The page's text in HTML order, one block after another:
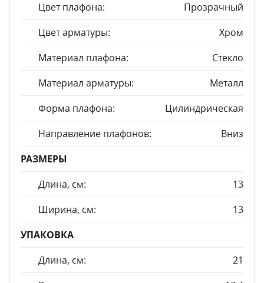
Цвет плафона:
Прозрачный
Цвет арматуры:
Хром
Материал плафона:
Стекло
Материал арматуры:
Металл
Форма плафона:
Цилиндрическая
Направление плафонов:
Вниз
РАЗМЕРЫ
Длина, см:
13
Ширина, см:
13
УПАКОВКА
Длина, см:
21